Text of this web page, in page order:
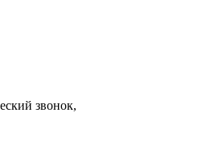
звонок,